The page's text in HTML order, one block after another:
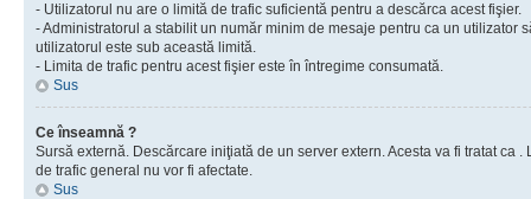
- Utilizatorul nu are o limită de trafic suficientă pentru a descărca acest fişier.
- Administratorul a stabilit un număr minim de mesaje pentru ca un utilizator
utilizatorul este sub această limită.
- Limita de trafic pentru acest fişier este în întregime consumată.
Sus
Ce înseamnă ?
Sursă externă. Descărcare iniţiată de un server extern. Acesta va fi tratat ca
de trafic general nu vor fi afectate.
Sus